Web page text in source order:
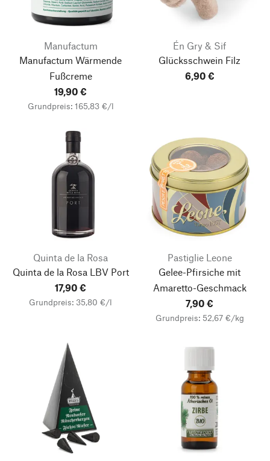
Manufactum
Manufactum Wärmende
Fußcreme
19,90 €
Grundpreis: 165,83 €/l
Én Gry & Sif
Glücksschwein Filz
6,90 €
Quinta de la Rosa
Quinta de la Rosa LBV Port
17,90 €
Grundpreis: 35,80 €/l
Pastiglie Leone
Gelee-Pfirsiche mit
Amaretto-Geschmack
7,90 €
Grundpreis: 52,67 €/kg